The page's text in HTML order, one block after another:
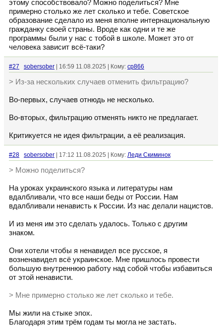
этому способствовало? Можно поделиться? Мне
примерно столько же лет сколько и тебе. Советское
образование сделало из меня вполне интернациональную
гражданку своей страны. Вроде как одни и те же
программы были у нас с тобой в школе. Может это от
человека зависит всё-таки?
#27 sobersober | 16:59 11.08.2025 | Кому: cp866
> Из-за нескольких случаев отменить фильтрацию?
Во-первых, случаев отнюдь не несколько.
Во-вторых, фильтрацию отменять никто не предлагает.
Критикуется не идея фильтрации, а её реализация.
#28 sobersober | 17:12 11.08.2025 | Кому: Леди Скиминок
> Можно поделиться?
На уроках украинского языка и литературы нам
вдалбливали, что все наши беды от России. Нам
вдалбливали ненависть к России. Из нас делали нацистов.
И из меня им это сделать удалось. Только с другим
знаком.
Они хотели чтобы я ненавидел все русское, я
возненавидел всё украинское. Мне пришлось провести
большую внутреннюю работу над собой чтобы избавиться
от этой ненависти.
> Мне примерно столько же лет сколько и тебе.
Мы жили на стыке эпох.
Благодаря этим трём годам ты могла не застать.